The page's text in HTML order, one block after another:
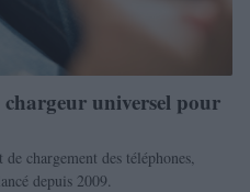
chargeur universel pour
chargement des téléphones,
depuis 2009.